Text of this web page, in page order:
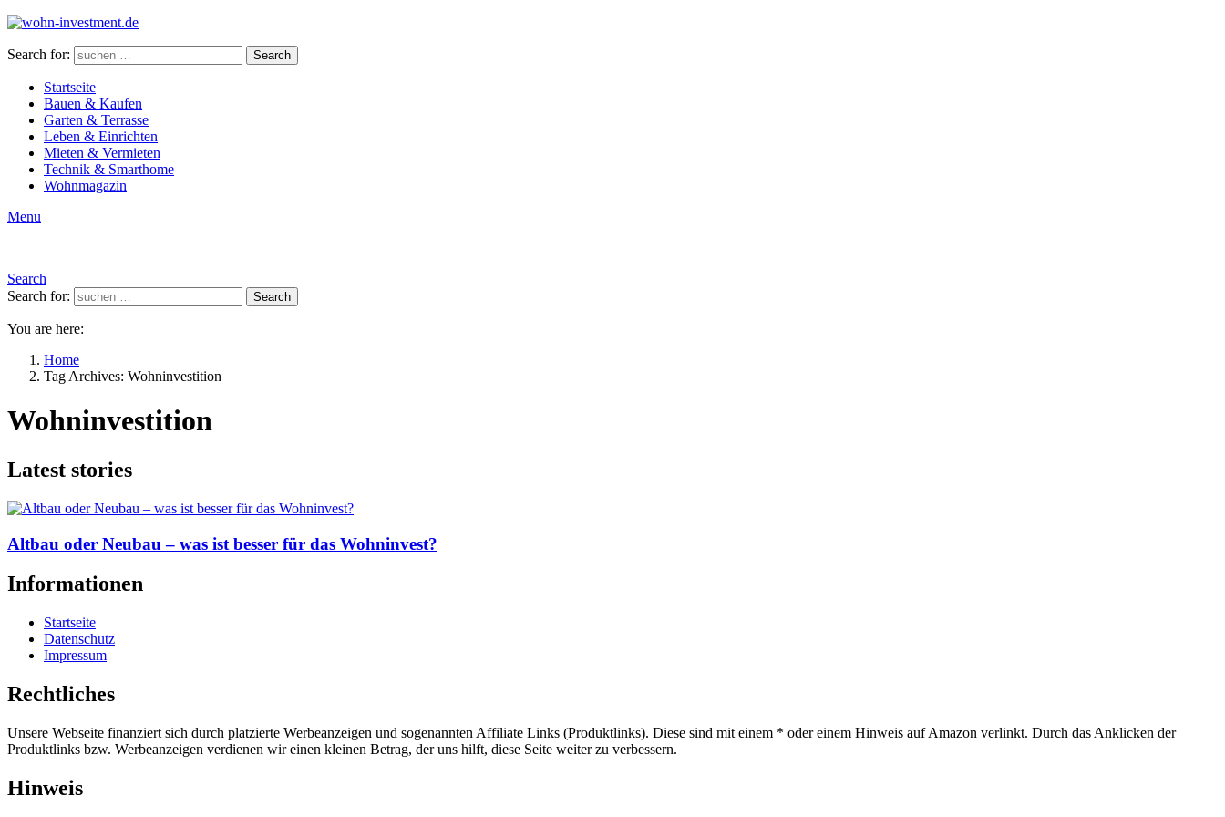
Search for: Search
Startseite
Bauen & Kaufen
Garten & Terrasse
Leben & Einrichten
Mieten & Vermieten
Technik & Smarthome
Wohnmagazin
Menu
Search
Search for:
Search
You are here:
Home
Tag Archives: Wohninvestition
Wohninvestition
Latest stories
Altbau oder Neubau – was ist besser für das Wohninvest?
Informationen
Startseite
Datenschutz
Impressum
Rechtliches
Unsere Webseite finanziert sich durch platzierte Werbeanzeigen und sogenannten Affiliate Links (Produktlinks). Diese sind mit einem * oder einem Hinweis auf Amazon verlinkt. Durch das Anklicken der
Produktlinks bzw. Werbeanzeigen verdienen wir einen kleinen Betrag, der uns hilft, diese Seite weiter zu verbessern.
Hinweis